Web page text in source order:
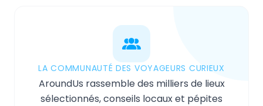
LA COMMUNAUTÉ DES VOYAGEURS CURIEUX
AroundUs rassemble des milliers de lieux
sélectionnés, conseils locaux et pépites